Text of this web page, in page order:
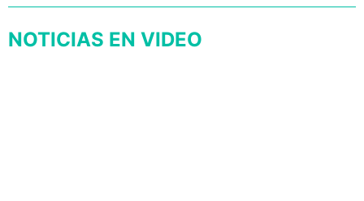
NOTICIAS EN VIDEO